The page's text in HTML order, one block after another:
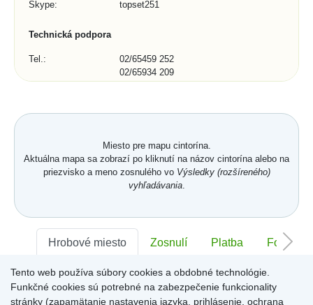
Skype:
topset251
Technická podpora
Tel.:
02/65459 252
02/65934 209
Mesto, obec, organizácia:
*E-mail:
Miesto pre mapu cintorína.
Aktuálna mapa sa zobrazí po kliknutí na názov cintorína alebo na
priezvisko a meno zosnulého vo Výsledky (rozšíreného)
vyhľadávania.
Hrobové miesto Zosnulí Platba Foto
Sektor:- Rad:- Číslo:-
Tento web používa súbory cookies a obdobné technológie.
Funkčné cookies sú potrebné na zabezpečenie funkcionality
stránky (zapamätanie nastavenia jazyka, prihlásenie, ochrana